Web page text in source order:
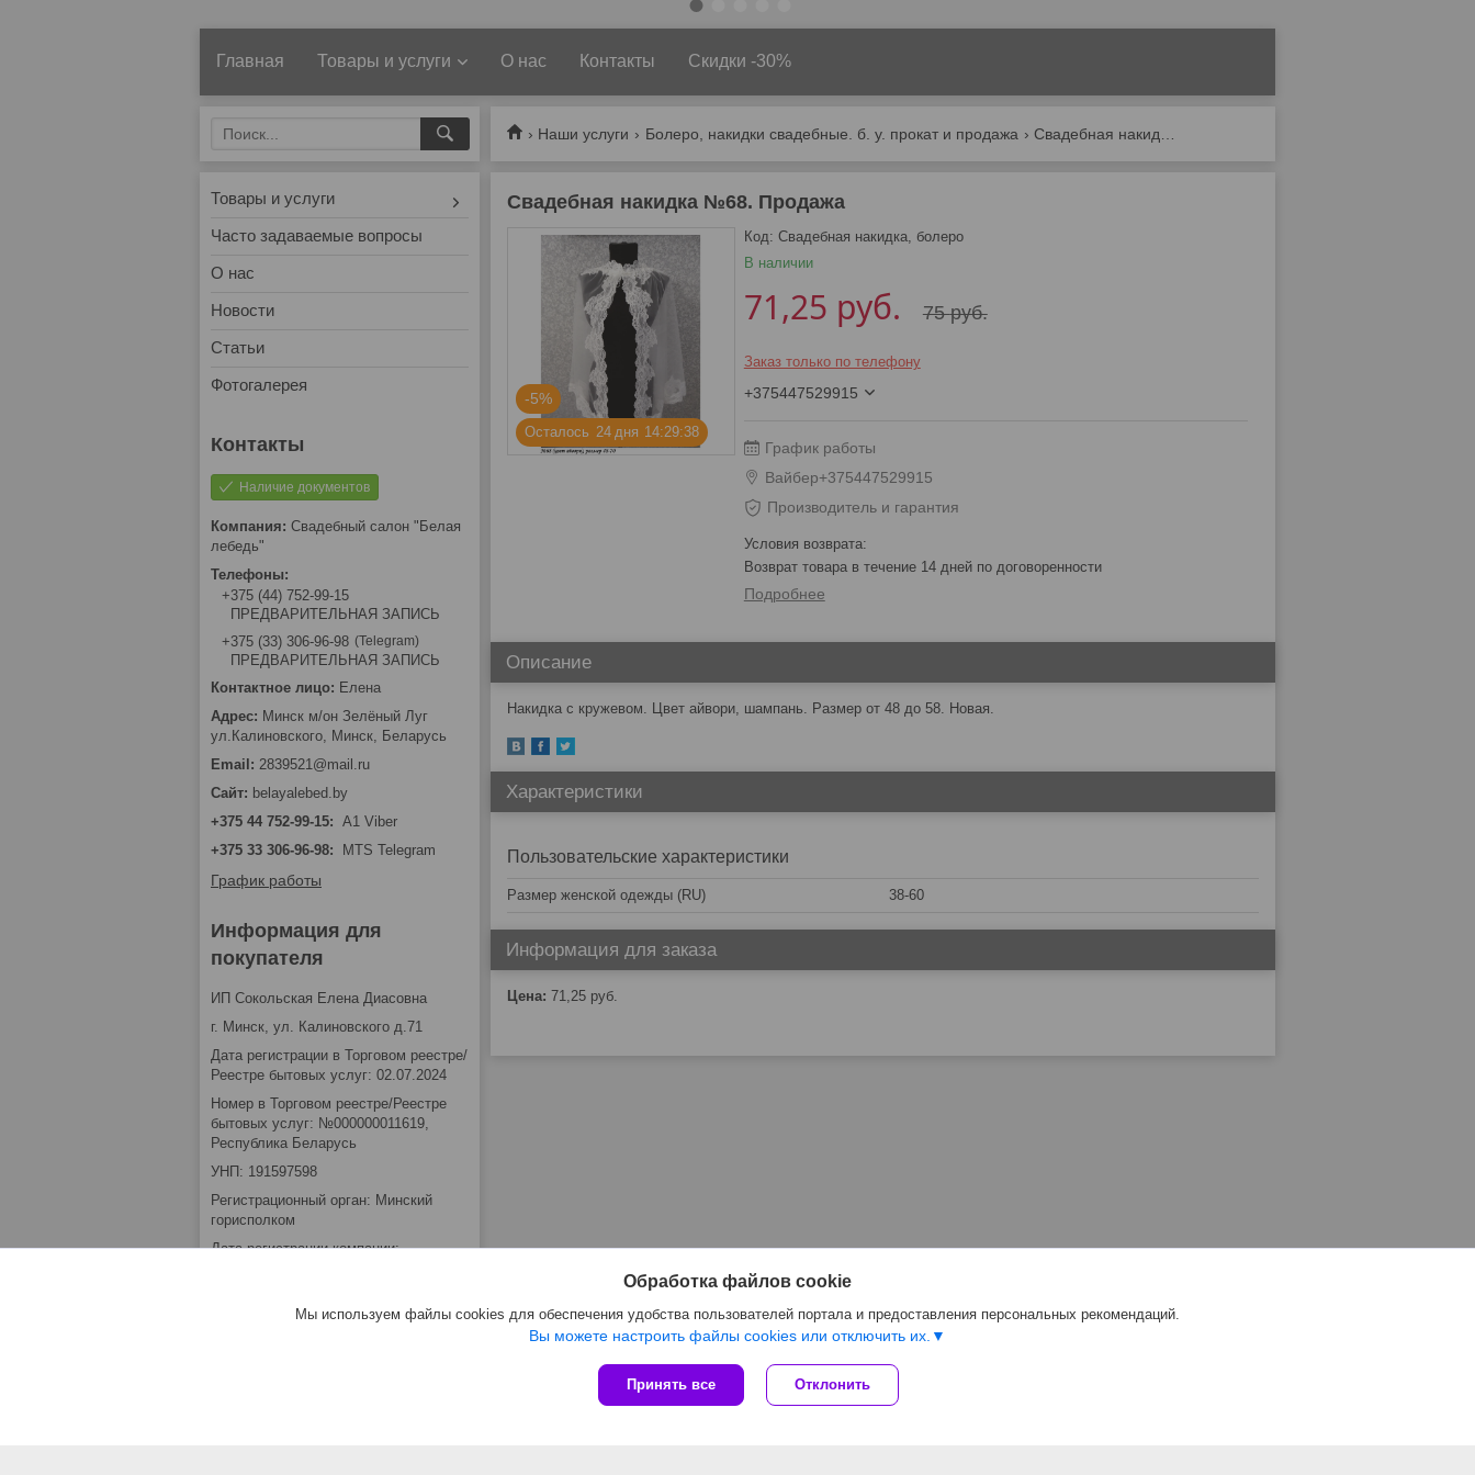
Главная Товары и услуги О нас Контакты Скидки -30%
Наши услуги Болеро, накидки свадебные. б. у. прокат и продажа
Свадебная накидка №68. Продажа
-5%
Осталось 24 дня 14 29 37
В наличии
Код: Свадебная накидка, болеро
75руб.
71,25 руб.
Заказ только по телефону
+375447529915
График работы
Вайбер+375447529915
Производитель и гарантия
возврат товара в течение 14 дней по договоренности
Подробнее
Описание
Накидка с кружевом. Цвет айвори, шампань. Размер от 48 до 58. Новая.
Характеристики
Пользовательские характеристики
Размер женской одежды (RU) 38-60
Информация для заказа
Цена: 71,25 руб.
Товары и услуги
Часто задаваемые вопросы
О нас
Новости
Статьи
Фотогалерея
Наличие документов
Свадебный салон "Белая
лебедь"
+375 (44) 752-99-15
ПРЕДВАРИТЕЛЬНАЯ ЗАПИСЬ
+375 (33) 306-96-98
Telegram
ПРЕДВАРИТЕЛЬНАЯ ЗАПИСЬ
Елена
Минск м/он Зелёный Луг
ул.Калиновского, Минск, Беларусь
2839521@mail.ru
belayalebed.by
+375 44 752-99-15
A1 Viber
+375 33 306-96-98
MTS Telegram
График работы
Информация для
покупателя
ИП Сокольская Елена Диасовна
г. Минск, ул. Калиновского д.71
Дата регистрации в Торговом реестре/
Реестре бытовых услуг: 02.07.2024
Номер в Торговом реестре/Реестре
бытовых услуг: №000000011619,
Республика Беларусь
УНП: 191597598
Регистрационный орган: Минский
горисполком
Дата регистрации компании:
Местонахождение книги замечаний и
Обработка файлов cookie
Мы используем файлы cookies для обеспечения удобства пользователей портала и предоставления персональных рекомендаций.
Вы можете настроить файлы cookies или отключить их.
Принять все Отклонить